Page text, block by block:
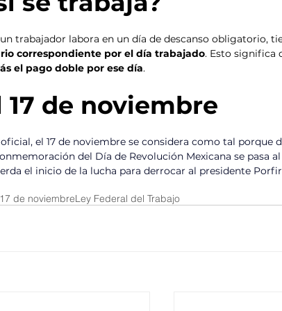
trabajador labora en un día de descanso obligatorio,
correspondiente por el día trabajado. Esto significa
el pago doble por ese día.
de noviembre
el 17 de noviembre se considera como tal porque
del Día de Revolución Mexicana se pasa al
el inicio de la lucha para derrocar al presidente
17 de noviembreLey Federal del Trabajo